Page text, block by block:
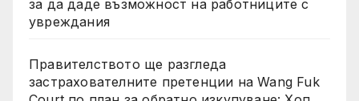
за да даде възможност на работниците с
увреждания
Правителството ще разгледа
застрахователните претенции на Wang Fuk